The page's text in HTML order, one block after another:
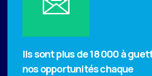
Ils sont plus de 18 000 à
nos opportunités chaque